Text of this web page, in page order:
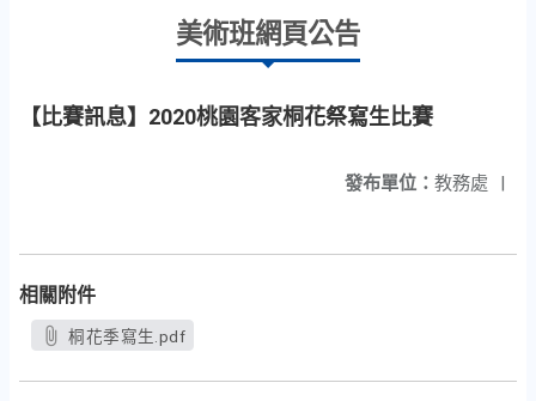
美術班網頁公告
【比賽訊息】2020桃園客家桐花祭寫生比賽
發布單位： 教務處 |
相關附件
桐花季寫生.pdf